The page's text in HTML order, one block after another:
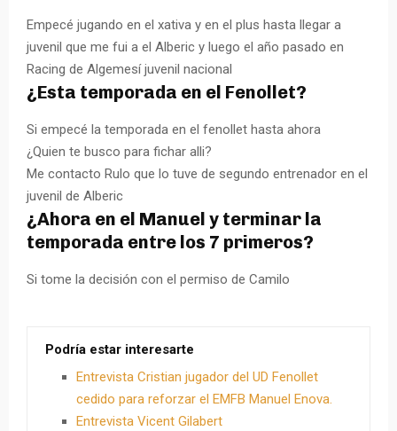
Empecé jugando en el xativa y en el plus hasta llegar a
juvenil que me fui a el Alberic y luego el año pasado en
Racing de Algemesí juvenil nacional
¿Esta temporada en el Fenollet?
Si empecé la temporada en el fenollet hasta ahora
¿Quien te busco para fichar alli?
Me contacto Rulo que lo tuve de segundo entrenador en el
juvenil de Alberic
¿Ahora en el Manuel y terminar la
temporada entre los 7 primeros?
Si tome la decisión con el permiso de Camilo
Podría estar interesarte
Entrevista Cristian jugador del UD Fenollet
cedido para reforzar el EMFB Manuel Enova.
Entrevista Vicent Gilabert